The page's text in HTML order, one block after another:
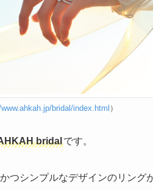
bridal/index.html ）
bridalです。
つシンプルなデザインのリング